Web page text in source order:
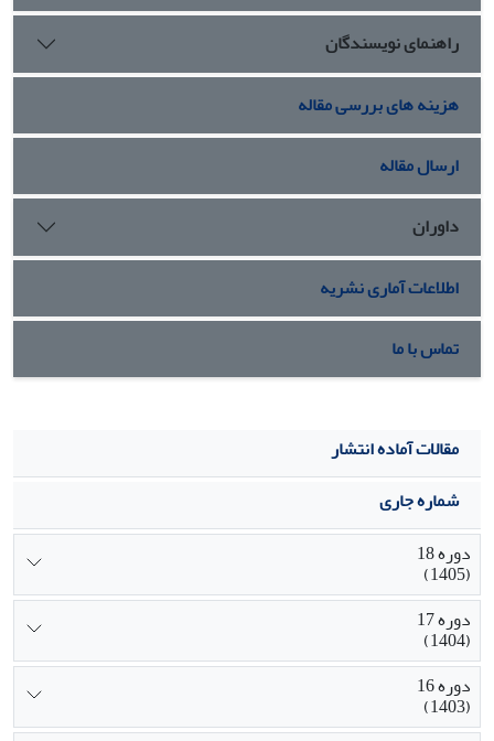
راهنمای نویسندگان
هزینه های بررسی مقاله
ارسال مقاله
داوران
اطلاعات آماری نشریه
تماس با ما
مقالات آماده انتشار
شماره جاری
دوره 18
(1405)
دوره 17
(1404)
دوره 16
(1403)